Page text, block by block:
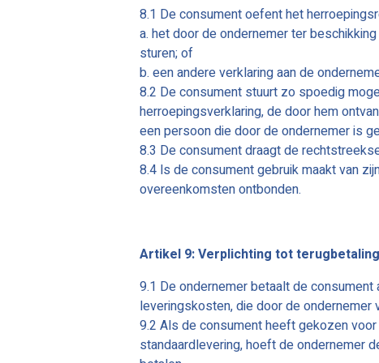
8.1 De consument oefent het
a. het door de ondernemer ter
sturen; of
b. een andere verklaring aan de
8.2 De consument stuurt zo spoedig
herroepingsverklaring, de door hem
een persoon die door de ondernemer is
8.3 De consument draagt de
8.4 ls de consument gebruik maakt van
overeenkomsten ontbonden.
Artikel 9: Verplichting tot
9.1 De ondernemer betaalt de
leveringskosten, die door de
9.2 Als de consument heeft gekozen
standaardlevering, hoeft de